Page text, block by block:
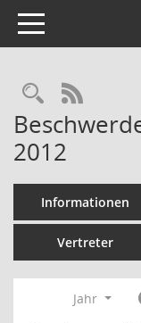
Toggle navigation
RSS-
2012
Informationen
Vertreter
Jahr